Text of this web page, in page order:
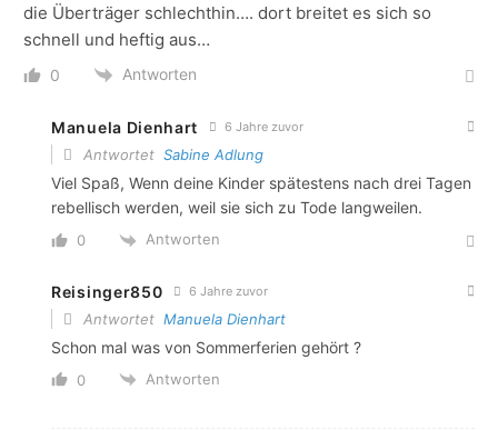
die Überträger schlechthin…. dort breitet es sich so
schnell und heftig aus…
0 Antworten
Manuela Dienhart 6 Jahre zuvor
Antwortet Sabine Adlung
Viel Spaß, Wenn deine Kinder spätestens nach drei Tagen
rebellisch werden, weil sie sich zu Tode langweilen.
0 Antworten
Reisinger850 6 Jahre zuvor
Antwortet Manuela Dienhart
Schon mal was von Sommerferien gehört ?
0 Antworten